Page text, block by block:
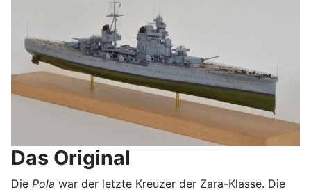
Das Original
Die Pola war der letzte Kreuzer der Zara-Klasse. Die